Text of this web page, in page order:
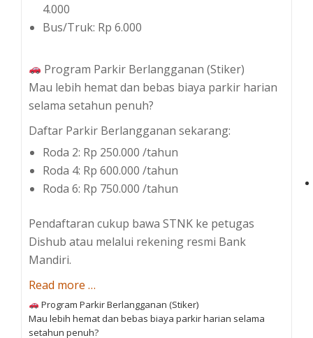
4.000
Bus/Truk: Rp 6.000
Program Parkir Berlangganan (Stiker)
Mau lebih hemat dan bebas biaya parkir harian
selama setahun penuh?
Daftar Parkir Berlangganan sekarang:
Roda 2: Rp 250.000 /tahun
Roda 4: Rp 600.000 /tahun
Roda 6: Rp 750.000 /tahun
Pendaftaran cukup bawa STNK ke petugas
Dishub atau melalui rekening resmi Bank
Mandiri.
Read more a
b
o
…
Program Parkir Berlangganan (Stiker)
Mau lebih hemat dan bebas biaya parkir harian selama
setahun penuh?